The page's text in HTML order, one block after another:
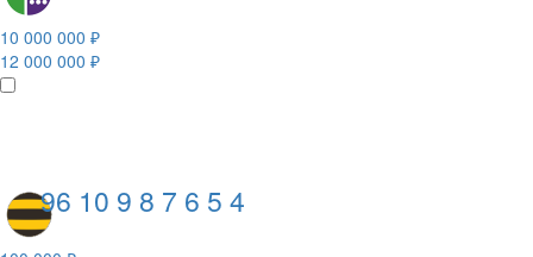
10 000 000 ₽
12 000 000 ₽
96 10 9 8 7 6 5 4